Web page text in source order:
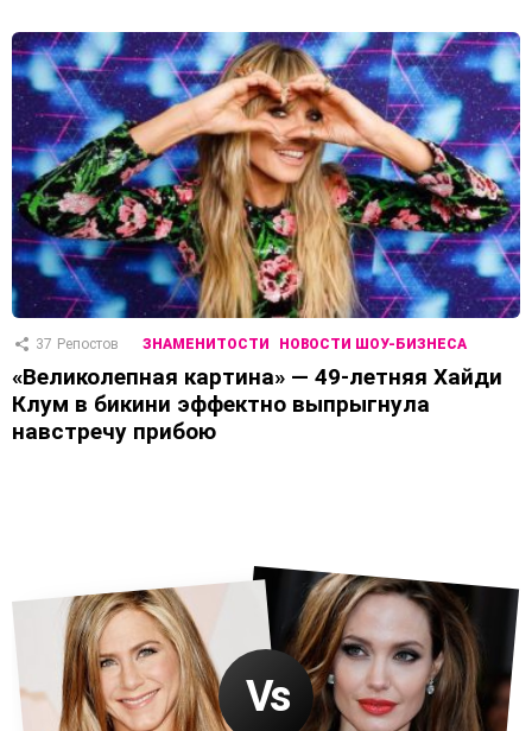
37 Репостов ЗНАМЕНИТОСТИ НОВОСТИ ШОУ-БИЗНЕСА
«Великолепная картина» — 49-летняя Хайди
Клум в бикини эффектно выпрыгнула
навстречу прибою